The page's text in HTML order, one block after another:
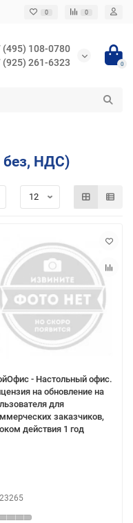
0 0
(495) 108-0780
(925) 261-6323
0
НДС)
- Настольный офис.
на обновление на
для
заказчиков,
действия 1 год